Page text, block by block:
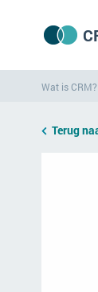
Wat is CRM?
Terug